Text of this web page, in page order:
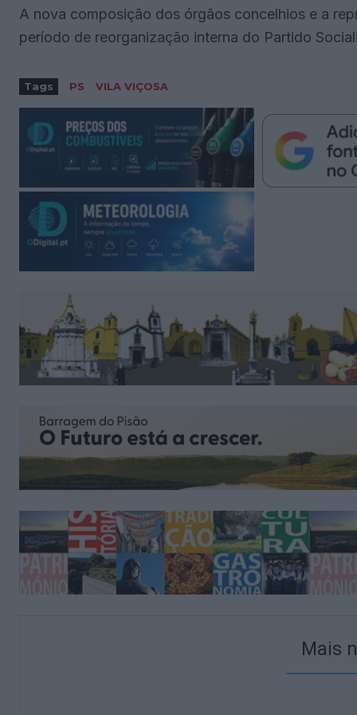
A nova composição dos órgãos concelhios e a
período de reorganização interna do Partido
Tags PS VILA VIÇOSA
Mais